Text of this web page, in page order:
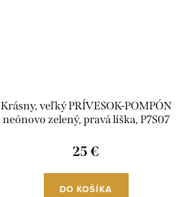
Krásny, veľký PRÍVESOK-POMPÓN
neónovo zelený, pravá líška, P7S07
25 €
DO KOŠÍKA